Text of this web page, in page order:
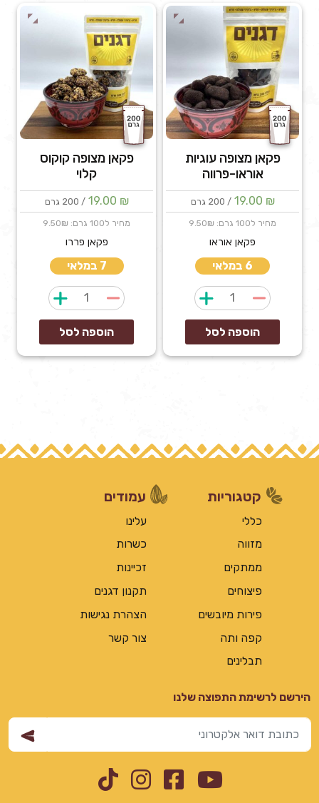
פיסטוק
פקאן מצופה עוגיות
אוראו-פרווה
19.00 ₪ / 200 גרם
מחיר ל100 גרם: 9.50₪
פקאן אוראו
6 במלאי
כמות
של
פקאן
מצופה
עוגיות
הוספה לסל
פקאן מצופה קוקוס
קלוי
19.00 ₪ / 200 גרם
מחיר ל100 גרם: 9.50₪
פקאן פררו
7 במלאי
כמות
של
פקאן
מצופה
קוקוס
הוספה לסל
קטגוריות
כללי
מזווה
ממתקים
פיצוחים
פירות מיובשים
קפה ותה
תבלינים
עמודים
עלינו
כשרות
זכיינות
תקנון דגנים
הצהרת נגישות
צור קשר
הירשם לרשימת התפוצה שלנו
YouTube
Facebook
Instagram
TikTok